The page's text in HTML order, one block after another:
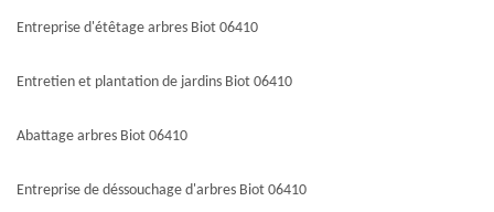
Entreprise d'étêtage arbres Biot 06410
Entretien et plantation de jardins Biot 06410
Abattage arbres Biot 06410
Entreprise de déssouchage d'arbres Biot 06410